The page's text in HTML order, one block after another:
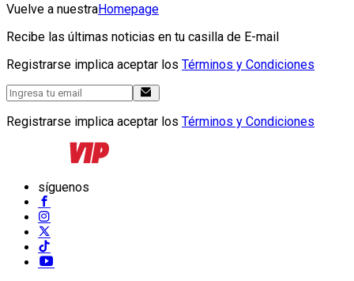
Vuelve a nuestraHomepage
Recibe las últimas noticias en tu casilla de E-mail
Registrarse implica aceptar los Términos y Condiciones
Registrarse implica aceptar los Términos y Condiciones
síguenos